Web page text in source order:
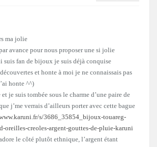
ma jolie
avance pour nous proposer une si jolie
suis fan de bijoux je suis déjà conquise
et honte à moi je ne connaissais pas
honte ^^)
je suis tombée sous le charme d’une paire de
j’me verrais d’ailleurs porter avec cette bague
s/3686_35854_bijoux-touareg-
oreilles-creoles-argent-gouttes-de-pluie-karuni
le côté plutôt ethnique, l’argent étant